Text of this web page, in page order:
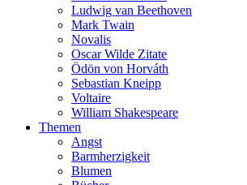
Ludwig van Beethoven
Mark Twain
Novalis
Oscar Wilde Zitate
Ödön von Horváth
Sebastian Kneipp
Voltaire
William Shakespeare
Themen
Angst
Barmherzigkeit
Blumen